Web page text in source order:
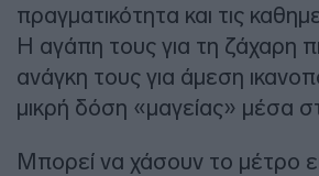
πραγματικότητα και τις
Η αγάπη τους για τη ζάχαρη
ανάγκη τους για άμεση
μικρή δόση «μαγείας» μέσα
Μπορεί να χάσουν το μέτρο